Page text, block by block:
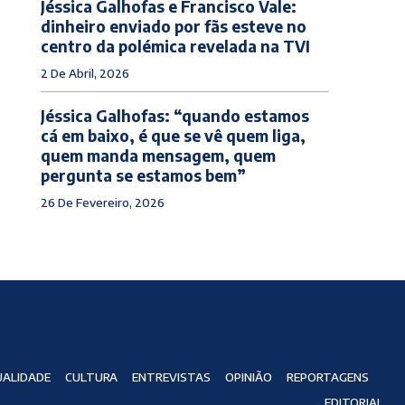
Jéssica Galhofas e Francisco Vale:
dinheiro enviado por fãs esteve no
centro da polémica revelada na TVI
2 De Abril, 2026
Jéssica Galhofas: “quando estamos
cá em baixo, é que se vê quem liga,
quem manda mensagem, quem
pergunta se estamos bem”
26 De Fevereiro, 2026
CULTURA ENTREVISTAS OPINIÃO
REPORTAGENS